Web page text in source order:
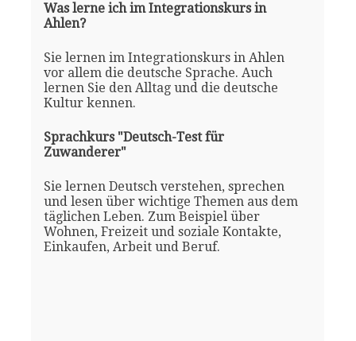
Was lerne ich im Integrationskurs in
Ahlen?
Sie lernen im Integrationskurs in Ahlen
vor allem die deutsche Sprache. Auch
lernen Sie den Alltag und die deutsche
Kultur kennen.
Sprachkurs "Deutsch-Test für
Zuwanderer"
Sie lernen Deutsch verstehen, sprechen
und lesen über wichtige Themen aus dem
täglichen Leben. Zum Beispiel über
Wohnen, Freizeit und soziale Kontakte,
Einkaufen, Arbeit und Beruf.